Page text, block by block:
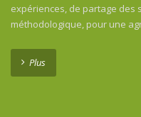
expériences, de partage des
méthodologique, pour une
Plus